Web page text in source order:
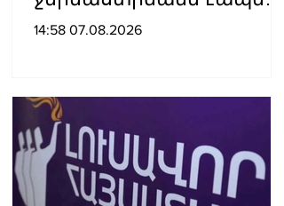
չի փոխվի
14:58 07.08.2026